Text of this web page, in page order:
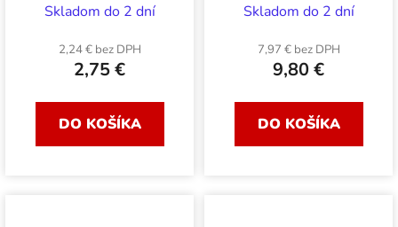
Skladom do 2 dní
2,24 € bez DPH
2,75 €
DO KOŠÍKA
Skladom do 2 dní
7,97 € bez DPH
9,80 €
DO KOŠÍKA